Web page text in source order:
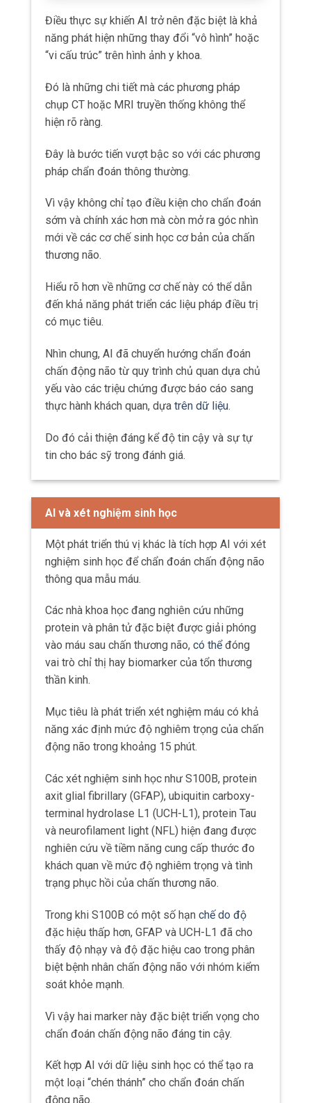
thương não.
Hiểu rõ hơn về những cơ chế này có thể dẫn
đến khả năng phát triển các liệu pháp điều trị
có mục tiêu.
Nhìn chung, AI đã chuyển hướng chẩn đoán
chấn động não từ quy trình chủ quan dựa chủ
yếu vào các triệu chứng được báo cáo sang
thực hành khách quan, dựatrên dữ liệu
Do đó cải thiện đáng kể độ tin cậy và sự tự
tin cho bác sỹ trong đánh giá.
Một phát triển thú vị khác là tích hợp AI với xét
nghiệm sinh học để chẩn đoán chấn động não
Các nhà khoa học đang nghiên cứu những
protein và phân tử đặc biệt được giải phóng
vào máu sau chấn thương não, có thểđóng
thần kinh.
động não trong khoảng 15 phút.
Các xét nghiệm sinh học như S100B, protein
axit glial fibrillary (GFAP), ubiquitin carboxy-
terminal hydrolase L1 (UCH-L1), protein Tau
nghiên cứu về tiềm năng cung cấp thước đo
khách quan về mức độ nghiêm trọng và tình
trạng phục hồi của chấn thương não.
Trong khi S100B có một số hạn
thấy độ nhạy và độ đặc hiệu cao trong phân
biệt bệnh nhân chấn động não với nhóm kiểm
soát khỏe mạnh.
Vì vậy hai marker này đặc biệt triển vọng cho
chẩn đoán chấn động não đáng tin cậy.
Kết hợp AI với dữ liệu sinh học có thể tạo ra
một loại “chén thánh” cho chẩn đoán chấn
động não.
Đó là một xét nghiệm khách quan, nhanh
chóng và định lượng chính xác mức độ tổn
thương.
Vì thế sẽ giải quyết thách thức lớn với các
phương pháp hiện tại phụ thuộc nhiều vào việc
báo cáo triệu chứng chủ quan, có thể dẫn đến
chẩn đoán thiếu hoặc bỏ sót các trường hợp.
Xét nghiệm máu như vậy sẽ đặc biệt có giá trị
trong môi trường thể thao hoặc tình huống cấp
cứu, nơi cần đánh giá nhanh chóng, tại chỗ.